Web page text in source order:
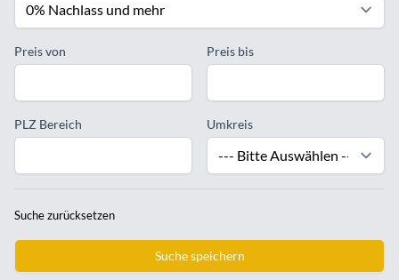
Preis von Preis bis
PLZ Bereich Umkreis
Suche zurücksetzen
Suche speichern